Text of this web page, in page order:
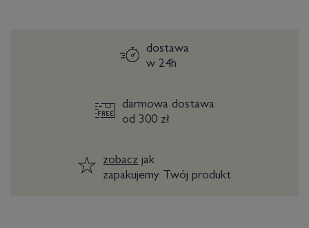
dostawa
w 24h
darmowa dostawa
od 300 zł
zobaczjak
zapakujemy Twój produkt